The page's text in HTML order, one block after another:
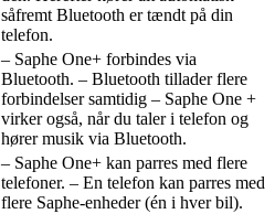
såfremt Bluetooth er tændt på din
telefon.
– Saphe One+ forbindes via
Bluetooth. – Bluetooth tillader flere
forbindelser samtidig – Saphe One +
virker også, når du taler i telefon og
hører musik via Bluetooth.
– Saphe One+ kan parres med flere
telefoner. – En telefon kan parres med
flere Saphe-enheder (én i hver bil).